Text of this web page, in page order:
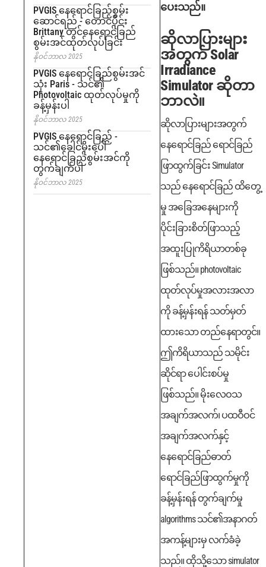
PVGIS နေရောင်ခြည်စွမ်း
ဆောင်ရည် - တောင်ပိုင်း
Brittany တွင်နေရောင်ခြည်
စွမ်းအင်ထုတ်လုပ်ခြင်း
နိုဝင်ဘာလ 2025
PVGIS နေရောင်ခြည်စွမ်းအင်
သုံး Paris - သင်၏
Photovoltaic ထုတ်လုပ်မှုကို
ခန့်မှန်းပါ
နိုဝင်ဘာလ 2025
PVGIS နေရောင်ခြည် -
သင်၏ခေါင်မိုးပေါ်
နေရောင်ခြည်စွမ်းအင်ကို
တွက်ချက်ပါ
နိုဝင်ဘာလ 2025
ပေးသည်။
ဆိုလာပြားများ
အတွက် Solar
Irradiance
Simulator ဆိုတာ
ဘာလဲ။
ဆိုလာပြားများအတွက်
နေရောင်ခြည် ရောင်ခြည်
ဖြာထွက်ခြင်း Simulator
သည် နေရောင်ခြည် ထိတွေ့
မှု အခြေအနေများကို
ပိုင်းခြားစိတ်ဖြာသည့်
အထူးပြုကိရိယာတစ်ခု
ဖြစ်သည်။ photovoltaic
ထုတ်လုပ်မှုအလားအလာ
ကို ခန့်မှန်းရန် သတ်မှတ်
ထားသော တည်နေရာတွင်။
ဤကိရိယာသည် သမိုင်း
ဆိုင်ရာ ပေါင်းစပ်မှု
ဖြစ်သည်။ မိုးလေဝသ
အချက်အလက်၊ ပထဝီဝင်
အချက်အလက်နှင့်
နေရောင်ခြည်ဓာတ်
ရောင်ခြည်ဖြာထွက်မှုကို
ခန့်မှန်းရန် တွက်ချက်မှု
algorithms သင်၏အနာဂတ်
အကန့်များမှ လက်ခံခဲ့
သည်။ ထိုသို့သော simulator